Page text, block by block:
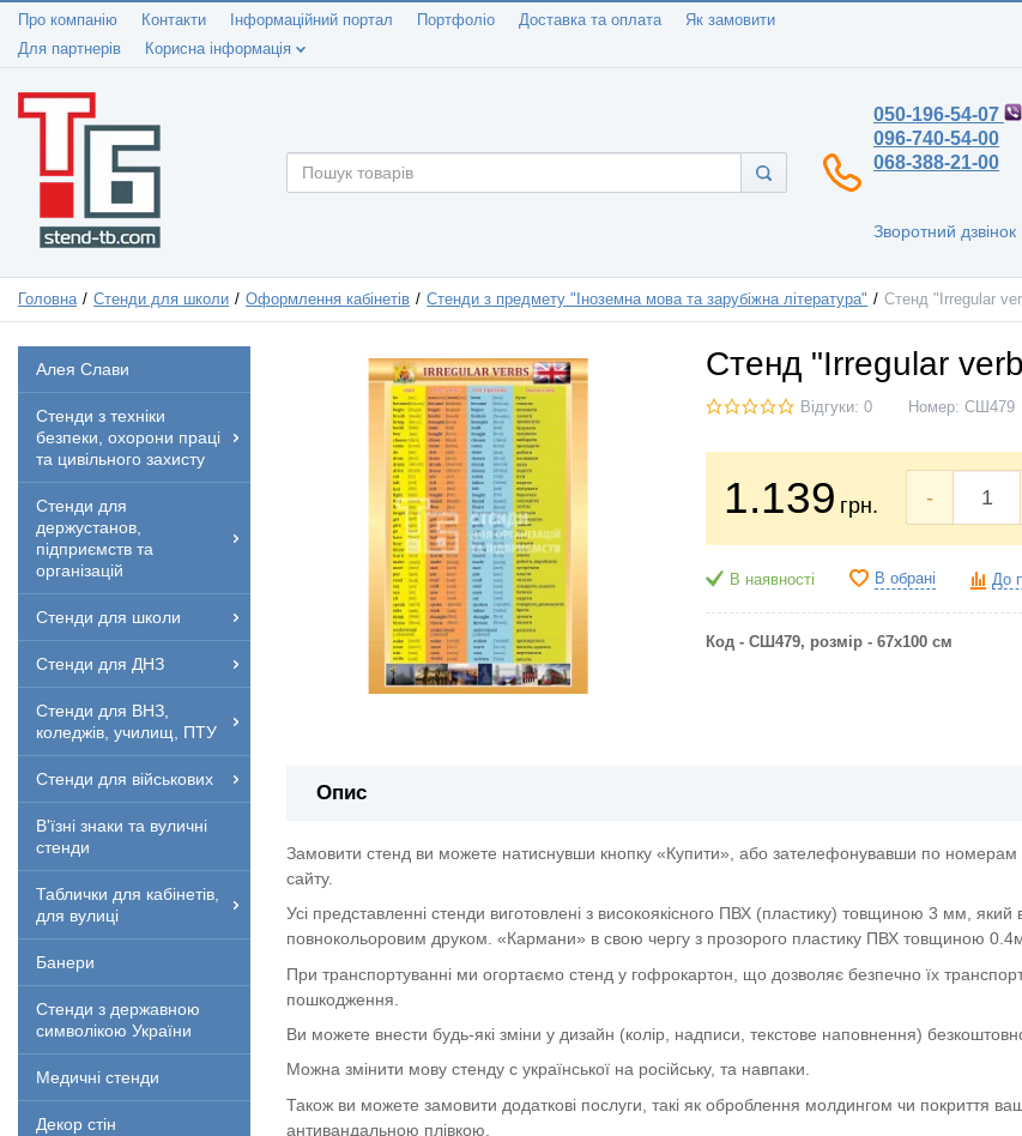
Про компанію Контакти Інформаційний портал Портфоліо Доставка та оплата
Як замовити
Для партнерів
Корисна інформація
050-196-54-07
096-740-54-00
068-388-21-00
Зворотний дзвінок
Головна Стенди для школи Оформлення кабінетів Стенди з предмету "Іноземна мова та зарубіжна література" Стенд "Irregular
Алея Слави
Стенди з техніки
безпеки, охорони праці
та цивільного захисту
Стенди для
держустанов,
підприємств та
організацій
Стенди для школи
Стенди для ДНЗ
Стенди для ВНЗ,
коледжів, училищ, ПТУ
Стенди для військових
В'їзні знаки та вуличні
стенди
Таблички для кабінетів,
для вулиці
Банери
Стенди з державною
символікою України
Медичні стенди
Декор стін
Стенд "Irregular
Відгуки: 0 Номер: СШ479
1.139 грн. -
В наявності В обрані До
Код - СШ479, розмір - 67х100 см
Опис
Замовити стенд ви можете натиснувши кнопку «Купити», або зателефонувавши по номерам
сайту.
Усі представленні стенди виготовлені з високоякісного ПВХ (пластику) товщиною 3 мм, який
повнокольоровим друком. «Кармани» в свою чергу з прозорого пластику ПВХ товщиною
При транспортуванні ми огортаємо стенд у гофрокартон, що дозволяє безпечно їх
пошкодження.
Ви можете внести будь-які зміни у дизайн (колір, надписи, текстове наповнення)
Можна змінити мову стенду с української на російську, та навпаки.
Також ви можете замовити додаткові послуги, такі як оброблення молдингом чи покриття
антивандальною плівкою.